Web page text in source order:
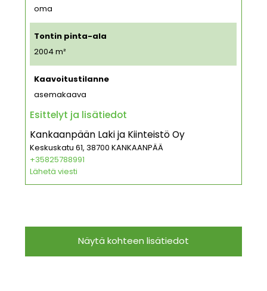
oma
Tontin pinta-ala
2004m²
Kaavoitustilanne
asemakaava
Esittelyt ja lisätiedot
Kankaanpään Laki ja Kiinteistö Oy
Keskuskatu 61, 38700 KANKAANPÄÄ
+35825788991
Lähetä viesti
Näytä kohteen lisätiedot